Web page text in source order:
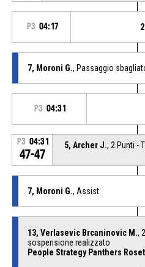
P3 04:17
7, Moroni G., Passaggio
P3 04:31
P3 04:31
47-47
5, Archer J., 2 Punti -
7, Moroni G., Assist
13, Verlasevic Brcaninovic M.,
sospensione realizzato
People Strategy Panthers